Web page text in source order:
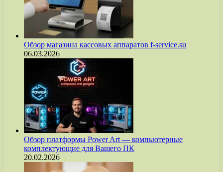
Обзор магазина кассовых аппаратов f-service.su
06.03.2026
Обзор платформы Power Art — компьютерные
комплектующие для Вашего ПК
20.02.2026